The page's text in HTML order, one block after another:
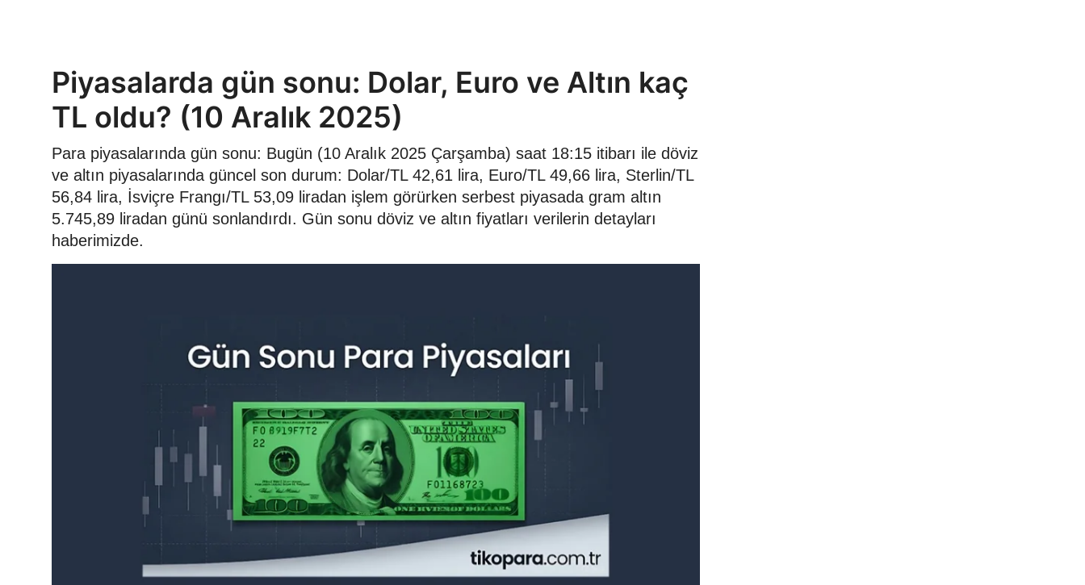
Piyasalarda gün sonu: Dolar, Euro ve Altın kaç
TL oldu? (10 Aralık 2025)
Para piyasalarında gün sonu: Bugün (10 Aralık 2025 Çarşamba) saat 18:15 itibarı ile döviz
ve altın piyasalarında güncel son durum: Dolar/TL 42,61 lira, Euro/TL 49,66 lira, Sterlin/TL
56,84 lira, İsviçre Frangı/TL 53,09 liradan işlem görürken serbest piyasada gram altın
5.745,89 liradan günü sonlandırdı. Gün sonu döviz ve altın fiyatları verilerin detayları
haberimizde.